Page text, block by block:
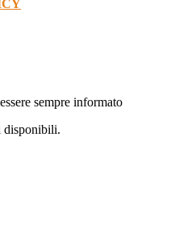
sempre informato
disponibili.